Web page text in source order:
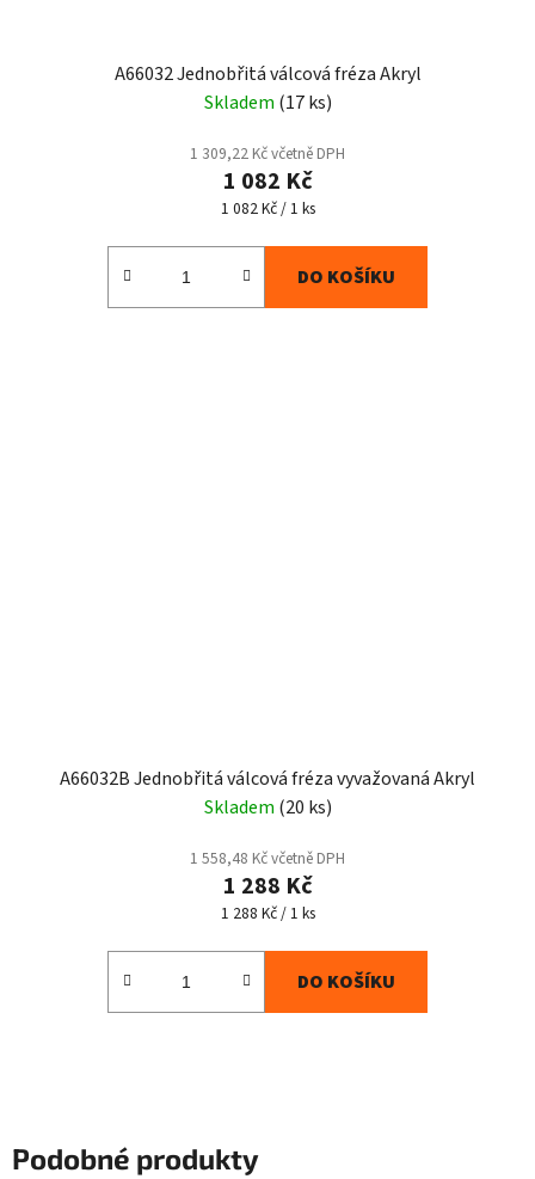
A66032 Jednobřitá válcová fréza Akryl
Skladem (17 ks)
1 309,22 Kč včetně DPH
1 082 Kč
Měrná
1 082 Kč / 1 ks
DO KOŠÍKU
A66032B Jednobřitá válcová fréza vyvažovaná Akryl
Skladem (20 ks)
1 558,48 Kč včetně DPH
1 288 Kč
Měrná
1 288 Kč / 1 ks
DO KOŠÍKU
Podobné produkty